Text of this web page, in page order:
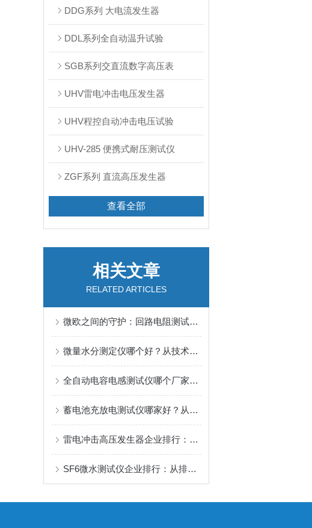
DDG系列 大电流发生器
DDL系列全自动温升试验
SGB系列交直流数字高压表
UHV雷电冲击电压发生器
UHV程控自动冲击电压试验
UHV-285 便携式耐压测试仪
ZGF系列 直流高压发生器
查看全部
相关文章
RELATED ARTICLES
微欧之间的守护：回路电阻测试与电气安全预判
微量水分测定仪哪个好？从技术原理到真实案例的深度解析
全自动电容电感测试仪哪个厂家好：从产品性能到售后服务的平衡考量
蓄电池充放电测试仪哪家好？从用户实践看武汉特高压的产品表现
雷电冲击高压发生器企业排行：从武汉特高压的产品与服务看门道
SF6微水测试仪企业排行：从排行看武汉特高压的微水监测专注力